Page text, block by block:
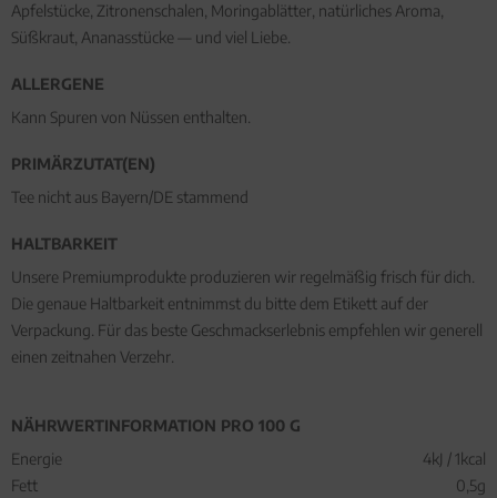
Apfelstücke, Zitronenschalen, Moringablätter, natürliches Aroma,
Süßkraut, Ananasstücke — und viel Liebe.
ALLERGENE
Kann Spuren von Nüssen enthalten.
PRIMÄRZUTAT(EN)
Tee nicht aus Bayern/DE stammend
HALTBARKEIT
Unsere Premiumprodukte produzieren wir regelmäßig frisch für dich.
Die genaue Haltbarkeit entnimmst du bitte dem Etikett auf der
Verpackung. Für das beste Geschmackserlebnis empfehlen wir generell
einen zeitnahen Verzehr.
NÄHRWERTINFORMATION PRO 100 G
Energie
4kJ / 1kcal
Fett
0,5g